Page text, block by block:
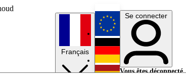
Français
English
Deutsch
Se connecter
Vous êtes déconnecté.